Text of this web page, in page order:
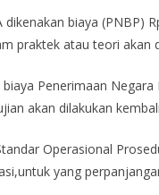
biaya (PNBP)
praktek atau teori akan
Penerimaan
akan dilakukan
Operasional
yang